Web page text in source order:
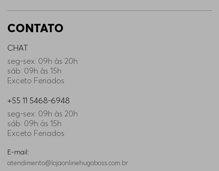
CONTATO
CHAT
seg-sex: 09h às 20h
sáb: 09h às 15h
Exceto Feriados
+55 11 5468-6948
seg-sex: 09h às 20h
sáb: 09h às 15h
Exceto Feriados
E-mail:
atendimento@lojaonlinehugoboss.com.br